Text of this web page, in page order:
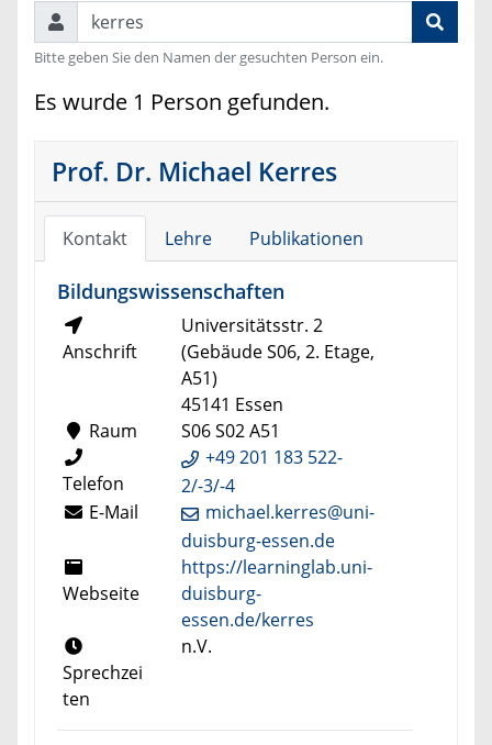
Suchen
Bitte geben Sie den Namen der gesuchten Person ein.
Es wurde 1 Person gefunden.
Prof. Dr. Michael Kerres
Kontakt Lehre Publikationen
Bildungswissenschaften
Anschrift
Universitätsstr. 2
(Gebäude S06, 2. Etage,
A51)
45141 Essen
Raum
S06 S02 A51
Telefon
+49 201 183 522-
2/-3/-4
E-Mail
michael.kerres@uni-
duisburg-essen.de
Webseite
https://learninglab.uni-
duisburg-
essen.de/kerres
Sprechzei
ten
n.V.